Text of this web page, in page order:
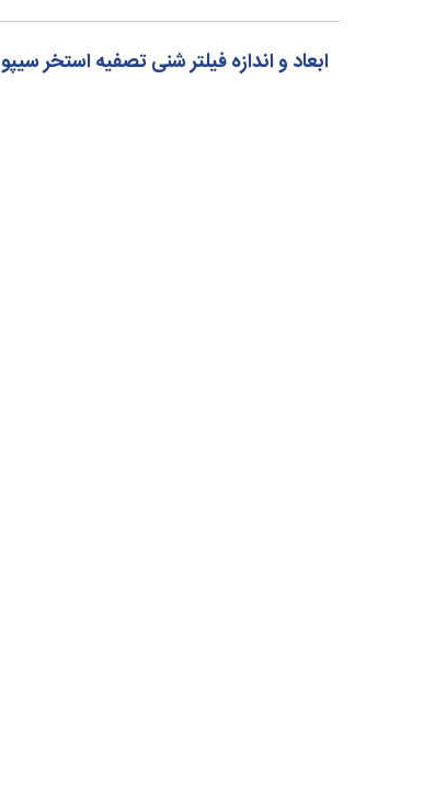
ابعاد و اندازه فیلتر شنی تصفیه استخر سیپو CIPU سری CPA